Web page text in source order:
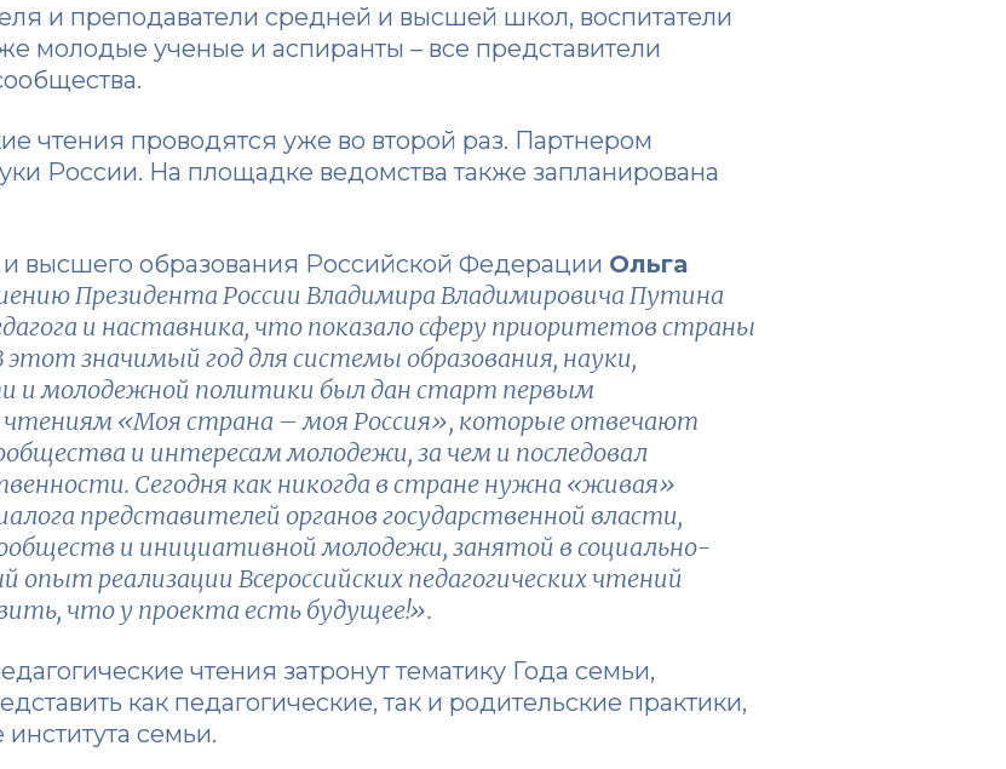
и преподаватели средней и высшей школ, воспитатели
молодые ученые и аспиранты – все представители
чтения проводятся уже во второй раз. Партнером
России. На площадке ведомства также запланирована
высшего образования Российской Федерации Ольга
Президента России Владимира Владимировича Путина
и наставника, что показало сферу приоритетов страны
этот значимый год для системы образования, науки,
и молодежной политики был дан старт первым
чтениям «Моя страна – моя Россия», которые отвечают
и интересам молодежи, за чем и последовал
Сегодня как никогда в стране нужна «живая»
представителей органов государственной власти,
и инициативной молодежи, занятой в социально-
опыт реализации Всероссийских педагогических чтений
что у проекта есть будущее!».
чтения затронут тематику Года семьи,
как педагогические, так и родительские практики,
семьи.